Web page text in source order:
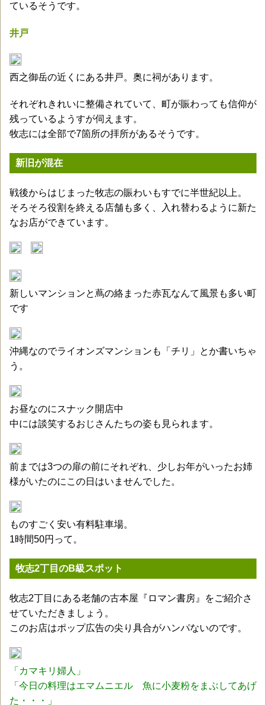
ているそうです。
井戸
西之御岳の近くにある井戸。奥に祠があります。
それぞれきれいに整備されていて、町が賑わっても信仰が
残っているようすが伺えます。
牧志には全部で7箇所の拝所があるそうです。
新旧が混在
戦後からはじまった牧志の賑わいもすでに半世紀以上。
そろそろ役割を終える店舗も多く、入れ替わるように新た
なお店ができています。
新しいマンションと蔦の絡まった赤瓦なんて風景も多い町
です
沖縄なのでライオンズマンションも「チリ」とか書いちゃ
う。
お昼なのにスナック開店中
中には談笑するおじさんたちの姿も見られます。
前までは3つの扉の前にそれぞれ、少しお年がいったお姉
様がいたのにこの日はいませんでした。
ものすごく安い有料駐車場。
1時間50円って。
牧志2丁目のB級スポット
牧志2丁目にある老舗の古本屋『ロマン書房』をご紹介さ
せていただきましょう。
このお店はポップ広告の尖り具合がハンパないのです。
「カマキリ婦人」
「今日の料理はエマムニエル 魚に小麦粉をまぶしてあげ
た・・・」